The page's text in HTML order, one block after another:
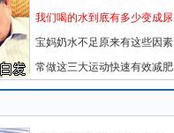
我们喝的水到底有多少变成尿
宝妈奶水不足原来有这些因素
常做这三大运动快速有效减肥